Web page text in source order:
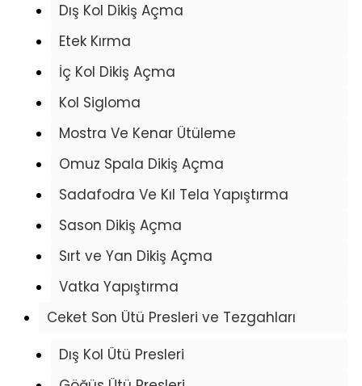
Dış Kol Dikiş Açma
Etek Kırma
İç Kol Dikiş Açma
Kol Sigloma
Mostra Ve Kenar Ütüleme
Omuz Spala Dikiş Açma
Sadafodra Ve Kıl Tela Yapıştırma
Sason Dikiş Açma
Sırt ve Yan Dikiş Açma
Vatka Yapıştırma
Ceket Son Ütü Presleri ve Tezgahları
Dış Kol Ütü Presleri